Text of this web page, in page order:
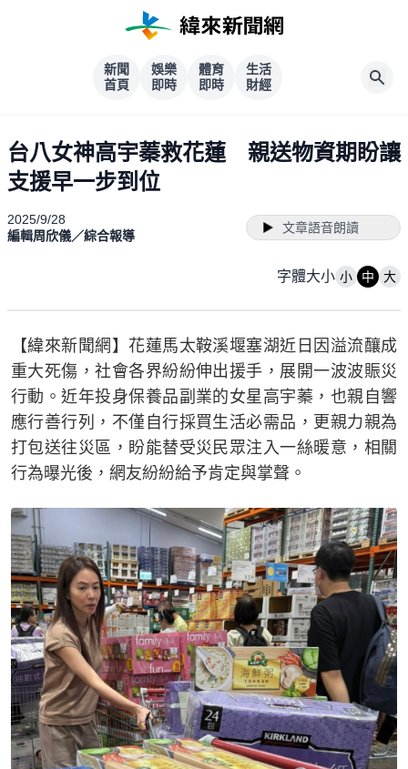
新聞
首頁
娛樂
即時
體育
即時
生活
財經
台八女神高宇蓁救花蓮 親送物資期盼讓
支援早一步到位
2025/9/28
編輯周欣儀／綜合報導
文章語音朗讀
字體大小 小 中 大
【緯來新聞網】花蓮馬太鞍溪堰塞湖近日因溢流釀成
重大死傷，社會各界紛紛伸出援手，展開一波波賑災
行動。近年投身保養品副業的女星高宇蓁，也親自響
應行善行列，不僅自行採買生活必需品，更親力親為
打包送往災區，盼能替受災民眾注入一絲暖意，相關
行為曝光後，網友紛紛給予肯定與掌聲。